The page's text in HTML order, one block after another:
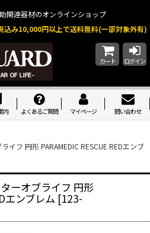
関連器材のオンラインショップ
込み10,000円以上で送料無料(一部対象外有)
カート ログイン
内 よくあるご質問 マイページ 問い合わせ
イフ 円形 PARAMEDIC RESCUE REDエンブ
ーオブライフ 円形
エンブレム [123-